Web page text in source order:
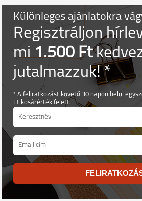
Különleges ajánlatokra
Regisztráljon
mi1.500 Ft
jutalmazzuk! *
* A feliratkozást követő 30 napon belül
Ft kosárérték felett.